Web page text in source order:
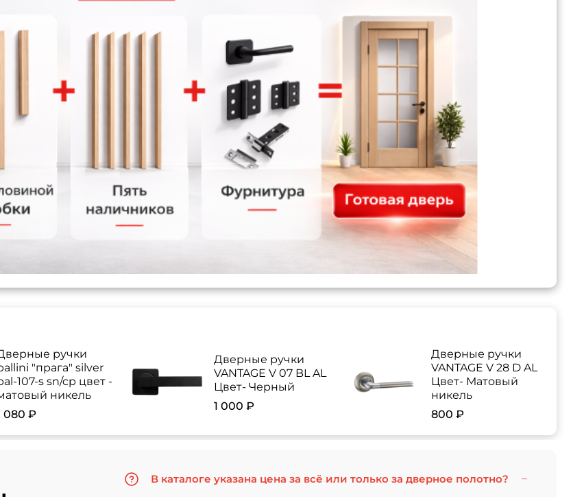
ручки
"прага" silver
107-s sn/cp цвет -
никель
080 ₽
Дверные ручки
VANTAGE V 07 BL AL
Цвет- Черный
1 000 ₽
Дверные ручки
VANTAGE V 28 D AL
Цвет- Матовый
никель
800 ₽
В каталоге указана цена за всё или только за дверное полотно?